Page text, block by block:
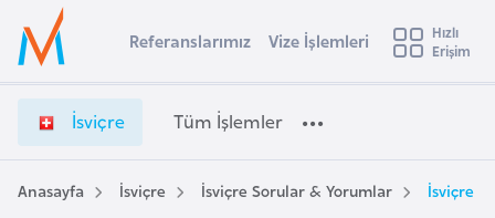
Ülke Seçimi
Başvuru yapmak istediğiniz ülkeyi seçin
Üye
Girişi
s
i
ç
e
Referanslarımız Vize İşlemleri
Hızlı
Erişim
İsviçre Tüm İşlemler
Anasayfa İsviçre İsviçre Sorular & Yorumlar İsviçre
s
t
r
a